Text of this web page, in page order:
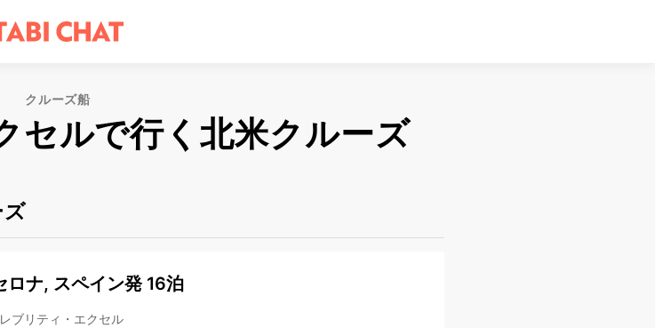
クルーズ船
セルで行く北米クルーズ
ズ
ロナ, スペイン発 16泊
ブリティ・エクセル